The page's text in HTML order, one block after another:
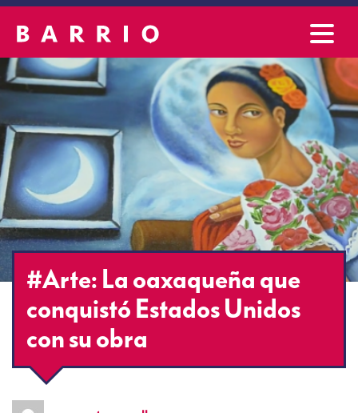
#Arte: La oaxaqueña que
conquistó Estados Unidos
con su obra